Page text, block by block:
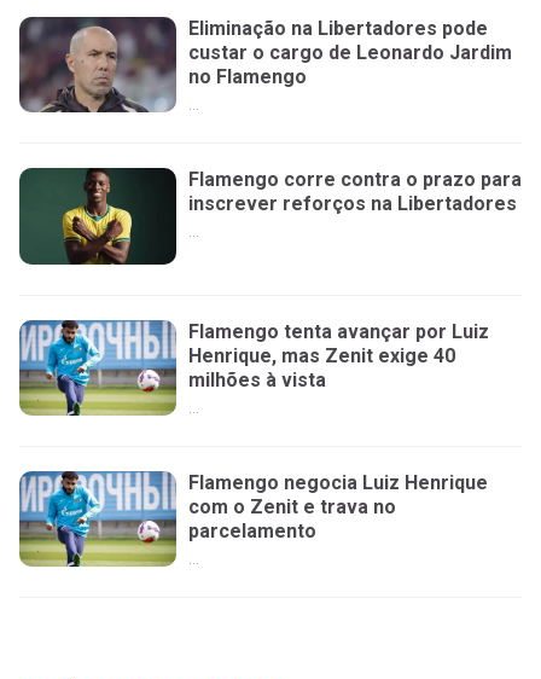
Eliminação na Libertadores pode
custar o cargo de Leonardo Jardim
no Flamengo
...
Flamengo corre contra o prazo para
inscrever reforços na Libertadores
...
Flamengo tenta avançar por Luiz
Henrique, mas Zenit exige 40
milhões à vista
Flamengo negocia Luiz Henrique
com o Zenit e trava no
parcelamento
...